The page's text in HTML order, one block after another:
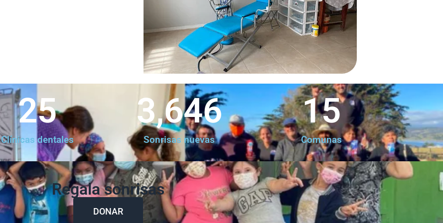
Clínicas dentales
25
Sonrisas nuevas
3,646
Comunas
15
Regala sonrisas
DONAR